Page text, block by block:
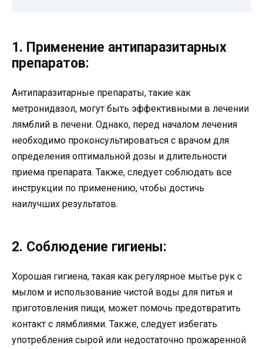
1. Применение антипаразитарных
препаратов:
Антипаразитарные препараты, такие как
метронидазол, могут быть эффективными в лечении
лямблий в печени. Однако, перед началом лечения
необходимо проконсультироваться с врачом для
определения оптимальной дозы и длительности
приема препарата. Также, следует соблюдать все
инструкции по применению, чтобы достичь
наилучших результатов.
2. Соблюдение гигиены:
Хорошая гигиена, такая как регулярное мытье рук с
мылом и использование чистой воды для питья и
приготовления пищи, может помочь предотвратить
контакт с лямблиями. Также, следует избегать
употребления сырой или недостаточно прожаренной